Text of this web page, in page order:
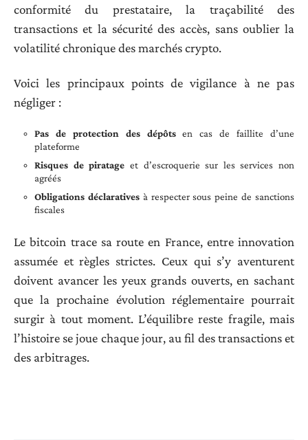
conformité du prestataire, la traçabilité des
transactions et la sécurité des accès, sans oublier la
volatilité chronique des marchés crypto.
Voici les principaux points de vigilance à ne pas
négliger :
Pas de protection des dépôtsen cas de faillite d’une
plateforme
Risques de piratage et d’escroquerie sur les services non
agréés
Obligations déclarativesà respecter sous peine de sanctions
fiscales
Le bitcoin trace sa route en France, entre innovation
assumée et règles strictes. Ceux qui s’y aventurent
doivent avancer les yeux grands ouverts, en sachant
que la prochaine évolution réglementaire pourrait
surgir à tout moment. L’équilibre reste fragile, mais
l’histoire se joue chaque jour, au fil des transactions et
des arbitrages.